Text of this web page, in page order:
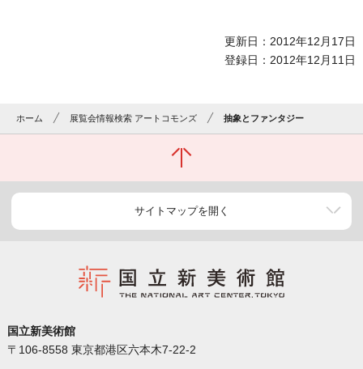
更新日：2012年12月17日
登録日：2012年12月11日
ホーム 展覧会情報検索 アートコモンズ 抽象とファンタジー
サイトマップを開く
国立新美術館
〒106-8558 東京都港区六本木7-22-2